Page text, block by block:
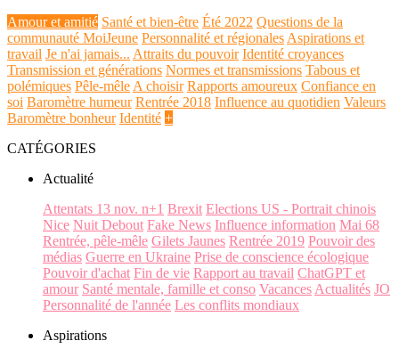
Amour et amitié Santé et bien-être Été 2022 Questions de la
communauté MoiJeune Personnalité et régionales Aspirations et
travail Je n'ai jamais... Attraits du pouvoir Identité croyances
Transmission et générations Normes et transmissions Tabous et
polémiques Pêle-mêle A choisir Rapports amoureux Confiance en
soi Baromètre humeur Rentrée 2018 Influence au quotidien Valeurs
Baromètre bonheur Identité +
CATÉGORIES
Actualité
Attentats 13 nov. n+1 Brexit Elections US - Portrait chinois
Nice Nuit Debout Fake News Influence information Mai 68
Rentrée, pêle-mêle Gilets Jaunes Rentrée 2019 Pouvoir des
médias Guerre en Ukraine Prise de conscience écologique
Pouvoir d'achat Fin de vie Rapport au travail ChatGPT et
amour Santé mentale, famille et conso Vacances Actualités JO
Personnalité de l'année Les conflits mondiaux
Aspirations